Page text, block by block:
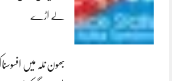
لے اڑے
بھون نلہ میں